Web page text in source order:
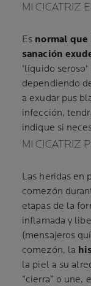
MI CICATRIZ
Es normal que
sanación
'líquido seroso'
dependiendo
a exudar pus
infección,
indique si
MI CICATRIZ
Las heridas en
comezón
etapas de la
inflamada y
(mensajeros
comezón, la
la piel a su
“cierra” o une,